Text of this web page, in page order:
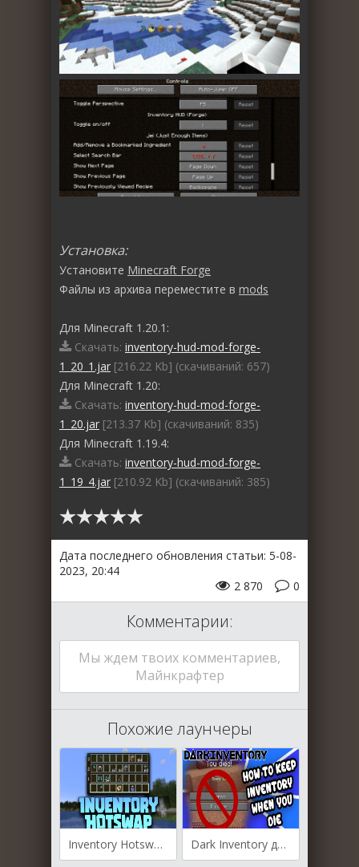
Установка:
Установите Minecraft Forge
Файлы из архива переместите в mods
Для Minecraft 1.20.1:
Скачать: inventory-hud-mod-forge-
1_20_1.jar [216.22 Kb] (cкачиваний: 657)
Для Minecraft 1.20:
Скачать: inventory-hud-mod-forge-
1_20.jar [213.37 Kb] (cкачиваний: 835)
Для Minecraft 1.19.4:
Скачать: inventory-hud-mod-forge-
1_19_4.jar [210.92 Kb] (cкачиваний: 385)
Дата последнего обновления статьи: 5-08-
2023, 20:44
0
2 870
Комментарии:
Мы ждем твоих комментариев,
Майнкрафтер
Похожие лаунчеры
Inventory Hotswap для Майнкрафт [1.19.4, 1.19.3, 1.19] Dark Inventory для Майнкрафт [1.19.4, 1.19.3, 1.19.2, 1.19.1, 1.19]